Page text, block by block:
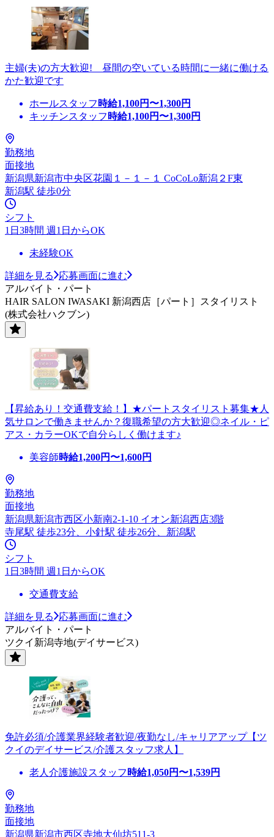
主婦(夫)の方大歓迎! 昼間の空いている時間に一緒に働ける
かた歓迎です
ホールスタッフ 時給1,100円〜1,300円
キッチンスタッフ 時給1,100円〜1,300円
勤務地
面接地
新潟県新潟市中央区花園１－１－１ CoCoLo新潟２F東
新潟駅 徒歩0分
シフト
1日3時間 週1日からOK
未経験OK
詳細を見る
応募画面に進む
アルバイト・パート
HAIR SALON IWASAKI 新潟西店［パート］スタイリスト
(株式会社ハクブン)
【昇給あり！交通費支給！】★パートスタイリスト募集★人
気サロンで働きませんか？復職希望の方大歓迎◎ネイル・ピ
アス・カラーOKで自分らしく働けます♪
美容師時給1,200円〜1,600円
勤務地
面接地
新潟県新潟市西区小新南2-1-10 イオン新潟西店3階
寺尾駅 徒歩23分、小針駅 徒歩26分、新潟駅
シフト
1日3時間 週1日からOK
交通費支給
詳細を見る
応募画面に進む
アルバイト・パート
ツクイ新潟寺地(デイサービス)
免許必須/介護業界経験者歓迎/夜勤なし/キャリアアップ【ツ
クイのデイサービス/介護スタッフ求人】
老人介護施設スタッフ 時給1,050円〜1,539円
勤務地
面接地
新潟県新潟市西区寺地大仙坊511-3